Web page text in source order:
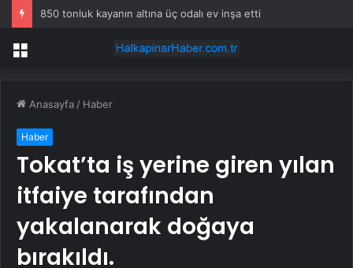
850 tonluk kayanın altına üç odalı ev inşa etti
Menü
Anasayfa / Haber
Haber
Tokat’ta iş yerine giren yılan
itfaiye tarafından
yakalanarak doğaya
bırakıldı.